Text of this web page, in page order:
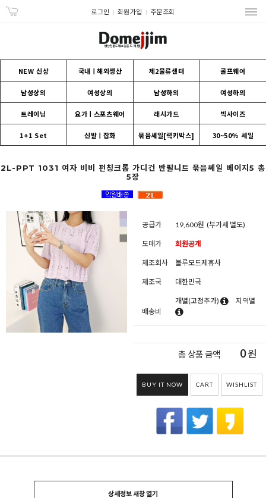
로그인 회원가입 주문조회
NEW 신상 국내ㅣ해외생산 제2물류센터 골프웨어
남성상의 여성상의 남성하의 여성하의
트레이닝 요가ㅣ스포츠웨어 래시가드 빅사이즈
1+1 Set 신발ㅣ잡화 묶음세일[럭키박스] 30~50% 세일
2L-PPT 1031 여자 비비 펀칭크롭 가디건 반팔니트 묶음쎄일 베이지5 총
5장
공급가 19,600원 (부가세 별도)
도매가 회원공개
제조회사 블루모드제휴사
제조국 대한민국
배송비
개별(고정추가) 지역별
총 상품 금액 0원
BUY IT NOW CART WISHLIST
상세정보 새창 열기